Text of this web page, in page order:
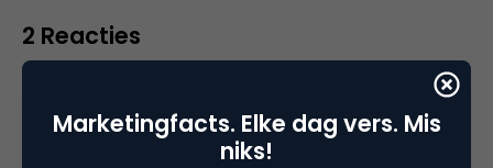
2 Reacties
Marketingfacts. Elke dag vers. Mis
niks!